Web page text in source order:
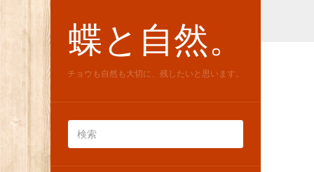
蝶と自然。
チョウも自然も大切に、残したいと思います。